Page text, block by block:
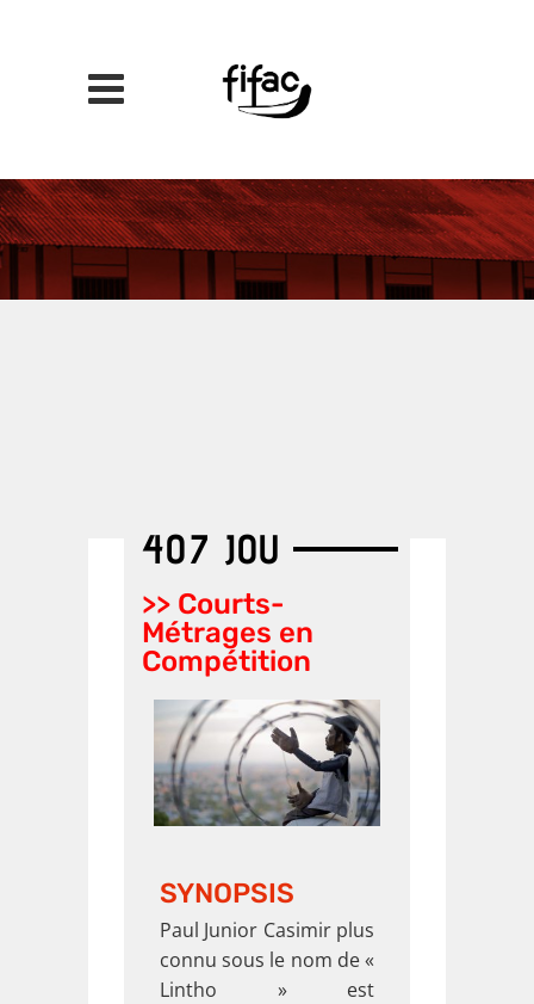
>> Films en
Compétition
407 JOU
>> Courts-
Métrages en
Compétition
SYNOPSIS
Paul Junior Casimir plus
connu sous le nom de «
Lintho » est